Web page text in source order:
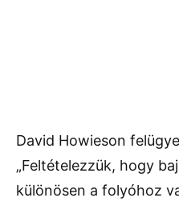
David Howieson
„Feltételezzük, hogy
különösen a folyóhoz